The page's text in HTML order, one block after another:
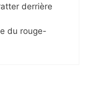
derrière
du rouge-